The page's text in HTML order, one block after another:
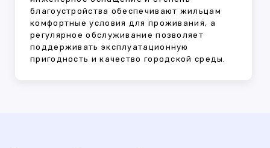
благоустройства обеспечивают жильцам
комфортные условия для проживания, а
регулярное обслуживание позволяет
поддерживать эксплуатационную
пригодность и качество городской среды.